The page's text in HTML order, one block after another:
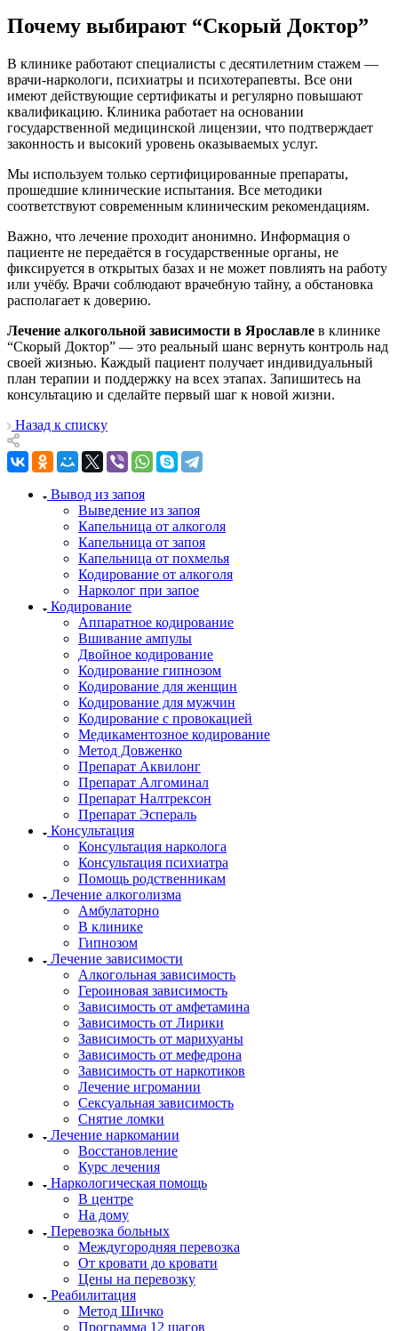
Почему выбирают “Скорый Доктор”
В клинике работают специалисты с десятилетним стажем —
врачи-наркологи, психиатры и психотерапевты. Все они
имеют действующие сертификаты и регулярно повышают
квалификацию. Клиника работает на основании
государственной медицинской лицензии, что подтверждает
законность и высокий уровень оказываемых услуг.
Мы используем только сертифицированные препараты,
прошедшие клинические испытания. Все методики
соответствуют современным клиническим рекомендациям.
Важно, что лечение проходит анонимно. Информация о
пациенте не передаётся в государственные органы, не
фиксируется в открытых базах и не может повлиять на работу
или учёбу. Врачи соблюдают врачебную тайну, а обстановка
располагает к доверию.
Лечение алкогольной зависимости в Ярославле в клинике
“Скорый Доктор” — это реальный шанс вернуть контроль над
своей жизнью. Каждый пациент получает индивидуальный
план терапии и поддержку на всех этапах. Запишитесь на
консультацию и сделайте первый шаг к новой жизни.
Назад к списку
Вывод из запоя
Выведение из запоя
Капельница от алкоголя
Капельница от запоя
Капельница от похмелья
Кодирование от алкоголя
Нарколог при запое
Кодирование
Аппаратное кодирование
Вшивание ампулы
Двойное кодирование
Кодирование гипнозом
Кодирование для женщин
Кодирование для мужчин
Кодирование с провокацией
Медикаментозное кодирование
Метод Довженко
Препарат Аквилонг
Препарат Алгоминал
Препарат Налтрексон
Препарат Эспераль
Консультация
Консультация нарколога
Консультация психиатра
Помощь родственникам
Лечение алкоголизма
Амбулаторно
В клинике
Гипнозом
Лечение зависимости
Алкогольная зависимость
Героиновая зависимость
Зависимость от амфетамина
Зависимость от Лирики
Зависимость от марихуаны
Зависимость от мефедрона
Зависимость от наркотиков
Лечение игромании
Сексуальная зависимость
Снятие ломки
Лечение наркомании
Восстановление
Курс лечения
Наркологическая помощь
В центре
На дому
Перевозка больных
Междугородняя перевозка
От кровати до кровати
Цены на перевозку
Реабилитация
Метод Шичко
Программа 12 шагов